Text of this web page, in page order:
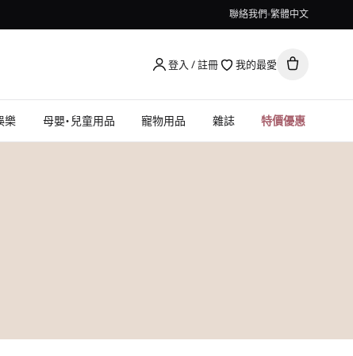
聯絡我們 繁體中文
登入 / 註冊 我的最愛
樂 母嬰・兒童用品 寵物用品 雜誌 特價優惠